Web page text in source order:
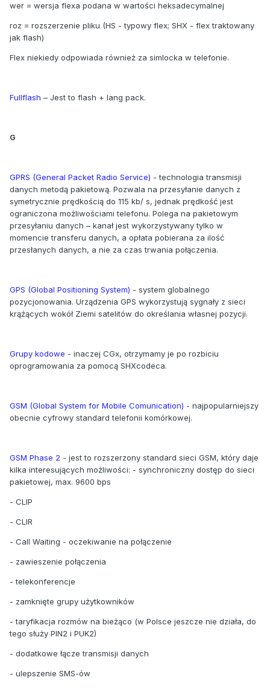
wer = wersja flexa podana w wartości heksadecymalnej
roz = rozszerzenie pliku (HS - typowy flex; SHX - flex traktowany
jak flash)
Flex niekiedy odpowiada również za simlocka w telefonie.
Fullflash – Jest to flash + lang pack.
G
GPRS (General Packet Radio Service) - technologia transmisji
danych metodą pakietową. Pozwala na przesyłanie danych z
symetrycznie prędkością do 115 kb/ s, jednak prędkość jest
ograniczona możliwościami telefonu. Polega na pakietowym
przesyłaniu danych – kanał jest wykorzystywany tylko w
momencie transferu danych, a opłata pobierana za ilość
przesłanych danych, a nie za czas trwania połączenia.
GPS (Global Positioning System) - system globalnego
pozycjonowania. Urządzenia GPS wykorzystują sygnały z sieci
krążących wokół Ziemi satelitów do określania własnej pozycji.
Grupy kodowe - inaczej CGx, otrzymamy je po rozbiciu
oprogramowania za pomocą SHXcodeca.
GSM (Global System for Mobile Comunication) - najpopularniejszy
obecnie cyfrowy standard telefonii komórkowej.
GSM Phase 2 - jest to rozszerzony standard sieci GSM, który daje
kilka interesujących możliwości: - synchroniczny dostęp do sieci
pakietowej, max. 9600 bps
- CLIP
- CLIR
- Call Waiting - oczekiwanie na połączenie
- zawieszenie połączenia
- telekonferencje
- zamknięte grupy użytkowników
- taryfikacja rozmów na bieżąco (w Polsce jeszcze nie działa, do
tego służy PIN2 i PUK2)
- dodatkowe łącze transmisji danych
- ulepszenie SMS-ów